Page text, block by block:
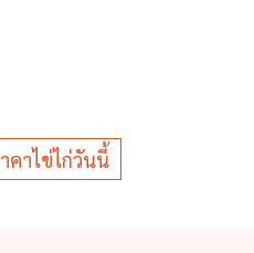
คาไข่ไก่วันนี้